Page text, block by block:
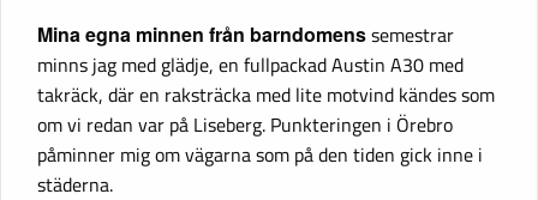
Mina egna minnen från barndomenssemestrar
minns jag med glädje, en fullpackad Austin A30 med
takräck, där en raksträcka med lite motvind kändes som
om vi redan var på Liseberg. Punkteringen i Örebro
påminner mig om vägarna som på den tiden gick inne i
städerna.